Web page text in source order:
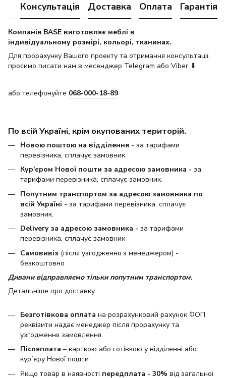
Консультація Доставка Оплата Гарантія
Компанія BASE виготовляє меблі в
індивідуальному розмірі, кольорі, тканинах.
Для прорахунку Вашого проекту та отримання консультації,
просимо писати нам в месенджер Telegram або Viber ⬇
або телефонуйте 068-000-18-89
По всій Україні, крім окупованих територій.
Новою поштою на відділення - за тарифами
перевізника, сплачує замовник.
Кур'єром Нової пошти за адресою замовника - за
тарифами перевізника, сплачує замовник.
Попутним транспортом за адресою замовника по
всій Україні - за тарифами перевізника, сплачує
замовник.
Delivery за адресою замовника - за тарифами
перевізника, сплачує замовник
Самовивіз (після узгодження з менеджером) -
безкоштовно
Дивани відправляємо тільки попутним транспортом.
Детальніше про доставку
Безготівкова оплата на розрахунковий рахунок ФОП,
реквізити надає менеджер після прорахунку та
узгодження замовлення.
Післяплата – карткою або готівкою у відділенні або
курʼєру Нової пошти
Якщо товар в наявності передплата - 30% від загальної